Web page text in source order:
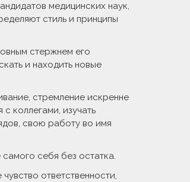
медицинских наук,
стиль и принципы
стержнем его
и находить новые
стремление искренне
коллегами, изучать
свою работу во имя
себя без остатка.
ответственности,